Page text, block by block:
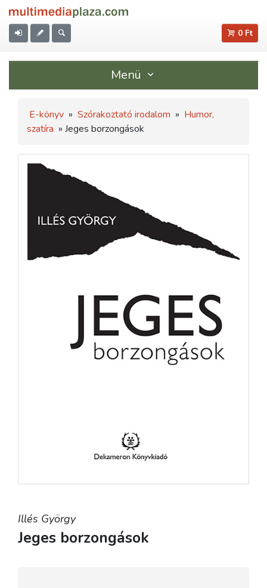
0 Ft
Menü
E-könyv » Szórakoztató irodalom » Humor,
szatíra » Jeges borzongások
Illés György
Jeges borzongások